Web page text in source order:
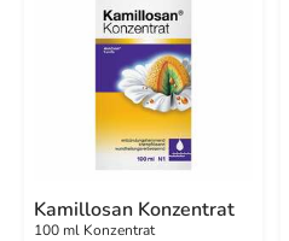
Kamillosan Konzentrat
100 ml Konzentrat